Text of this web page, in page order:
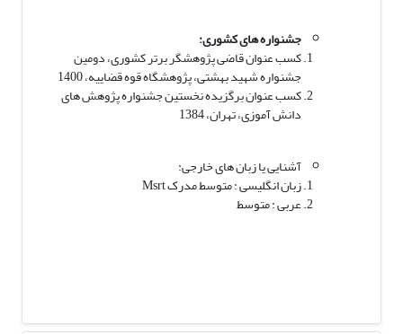
جشنواره های کشوری:
کسب عنوان قاضی پژوهشگر برتر کشوری، دومین
جشنواره شهید بهشتی، پژوهشگاه قوه قضاییه، 1400
کسب عنوان برگزیده نخستین جشنواره پژوهش های
دانش آموزی، تهران، 1384
آشنایی یا زبان های خارجی:
زبان انگلیسی : متوسط مدرک Msrt
عربی : متوسط